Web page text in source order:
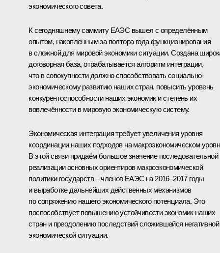
экономического совета.
К сегодняшнему саммиту ЕАЭС вышел с определённым
опытом, накопленным за полтора года функционирования
в сложной для мировой экономики ситуации. Создана
договорная база, отрабатывается алгоритм интеграции,
что в совокупности должно способствовать социально-
экономическому развитию наших стран, повысить уровень
конкурентоспособности наших экономик и степень их
вовлечённости в мировую экономическую систему.
Экономическая интеграция требует увеличения уровня
координации наших подходов на макроэкономическом
В этой связи придаём большое значение последовательной
реализации основных ориентиров макроэкономической
политики государств – членов ЕАЭС на 2016–2017 годы
и выработке дальнейших действенных механизмов
по сопряжению нашего экономического потенциала. Это
поспособствует повышению устойчивости экономик наших
стран и преодолению последствий сложившейся негативной
экономической ситуации.